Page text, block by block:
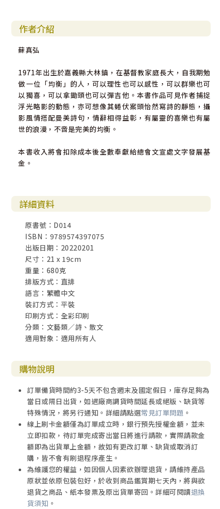
作者介紹
蘇真弘
1971年出生於嘉義縣大林鎮，在基督教家庭長大，自我期勉
做一位「均衡」的人，可以理性也可以感性，可以群樂也可
以獨喜，可以拿鋤頭也可以彈吉他。本書作品可見作者捕捉
浮光略影的動態，亦可想像其蜷伏案頭怡然寫詩的靜態，攝
影風情搭配曼美詩句，情辭相得益彰，有屬靈的喜樂也有屬
世的浪漫，不啻是完美的均衡。
本書收入將會扣除成本後全數奉獻給總會文宣處文字發展基
金。
詳細資料
原書號：D014
ISBN：9789574397075
出版日期：20220201
尺寸：21 x 19cm
重量：680克
排版方式：直排
語言：繁體中文
裝訂方式：平裝
印刷方式：全彩印刷
分類：文藝類／詩、散文
適用對象：適用所有人
購物說明
訂單備貨時間約3-5天不包含週末及國定假日，庫存足夠為
當日或隔日出貨，如遇廠商調貨時間延長或絕版、缺貨等
特殊情況，將另行通知。詳細請點選常見訂單問題 。
線上刷卡金額僅為訂單成立時，銀行預先授權金額，並未
立即扣款，待訂單完成寄出當日將進行請款，實際請款金
額即為出貨單上金額，故如有更改訂單、缺貨或取消訂
購，皆不會有刷退程序產生。
為維護您的權益，如因個人因素欲辦理退貨，請維持產品
原狀並依原包裝包好，於收到商品鑑賞期七天內，將與欲
退貨之商品、紙本發票及原出貨單寄回。詳細可閱讀退換
貨須知 。